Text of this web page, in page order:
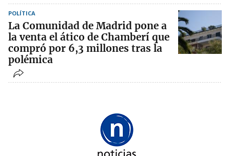
POLÍTICA
La Comunidad de Madrid pone a
la venta el ático de Chamberí que
compró por 6,3 millones tras la
polémica